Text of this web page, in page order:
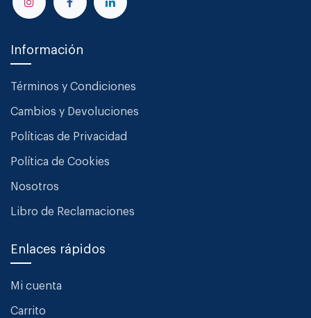
Información
Términos y Condiciones
Cambios y Devoluciones
Políticas de Privacidad
Política de Cookies
Nosotros
Libro de Reclamaciones
Enlaces rápidos
Mi cuenta
Carrito